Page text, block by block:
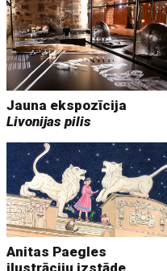
Jauna ekspozīcija
Livonijas pilis
Anitas Paegles